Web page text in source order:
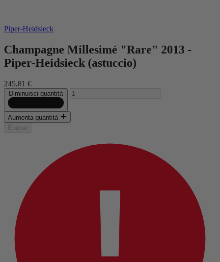
Piper-Heidsieck
Champagne Millesimé "Rare" 2013 -
Piper-Heidsieck (astuccio)
245,81 €
Diminuisci quantità
Aumenta quantità
Épuisé